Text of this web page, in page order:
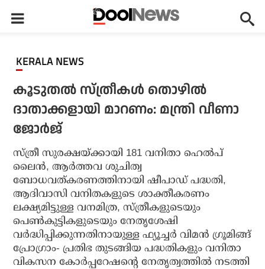
KERALA NEWS
കൂടുതല്‍ സ്ത്രീകള്‍ തൊഴില്‍
ദാതാക്കളായി മാറണം: മന്ത്രി വീണാ
ജോര്‍ജ്
സ്ത്രീ സുരക്ഷയ്ക്കായി 181 വനിതാ ഹെല്‍പ്
ലൈന്‍, ആര്‍ത്തവ ശുചിത്വ
ബോധവത്കരണത്തിനായി ഷീപാഡ് പദ്ധതി,
ആദിവാസി വനിതകളുടെ ശാക്തീകരണം
ലക്ഷ്യമിട്ടുള്ള വനമിത്ര, സ്ത്രീകളുടെയും
പെണ്‍കുട്ടികളുടെയും നേതൃശേഷി
വര്‍ദ്ധിപ്പിക്കുന്നതിനായുള്ള ഫ്യൂച്ചര്‍ വിമന്‍ ഗ്രൂമിങ്ങ്
പ്രോഗ്രാം- പ്രതിഭ തുടങ്ങിയ പദ്ധതികളും വനിതാ
വികസന കോര്‍പ്പറേഷന്റെ നേതൃത്വത്തില്‍ നടത്തി